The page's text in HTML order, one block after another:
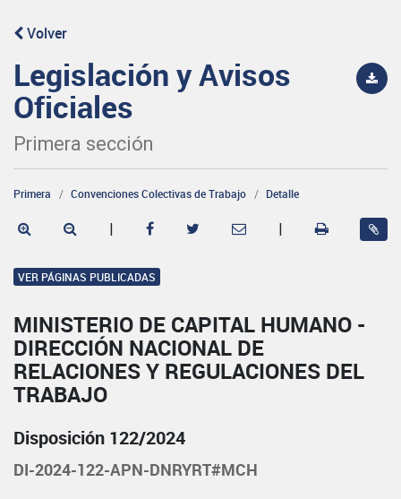
Volver
Legislación y Avisos
Oficiales
Primera sección
Primera Convenciones Colectivas de Trabajo Detalle
| |
VER PÁGINAS PUBLICADAS
MINISTERIO DE CAPITAL HUMANO -
DIRECCIÓN NACIONAL DE
RELACIONES Y REGULACIONES DEL
TRABAJO
Disposición 122/2024
DI-2024-122-APN-DNRYRT#MCH